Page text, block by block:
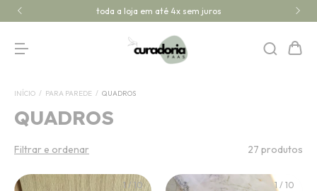
toda a loja em até 4x sem juros
INÍCIO / PARA PAREDE / QUADROS
QUADROS
Filtrar e ordenar 27 produtos
1/ 10 1 / 10